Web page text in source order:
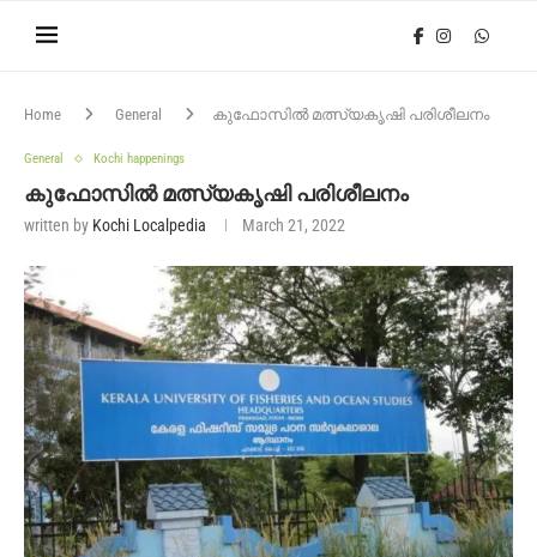
Home General കുഫോസിൽ മത്സ്യകൃഷി പരിശീലനം
General Kochi happenings
കുഫോസിൽ മത്സ്യകൃഷി പരിശീലനം
written by Kochi Localpedia March 21, 2022